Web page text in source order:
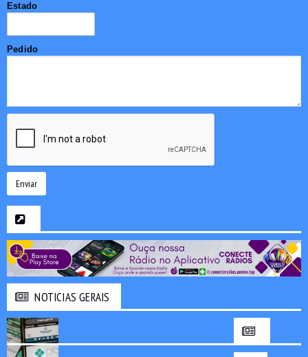
Estado
Pedido
Enviar
NOTICIAS GERAIS